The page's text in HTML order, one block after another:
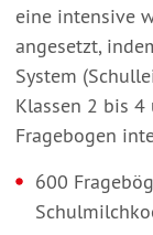
eine intensive
angesetzt,
System
Klassen 2 bis
Fragebogen
600